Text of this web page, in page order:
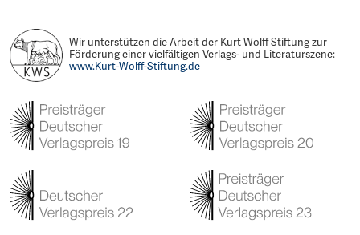
Wir unterstützen die Arbeit der Kurt Wolff Stiftung zur
Förderung einer vielfältigen Verlags- und Literaturszene:
www.Kurt-Wolff-Stiftung.de